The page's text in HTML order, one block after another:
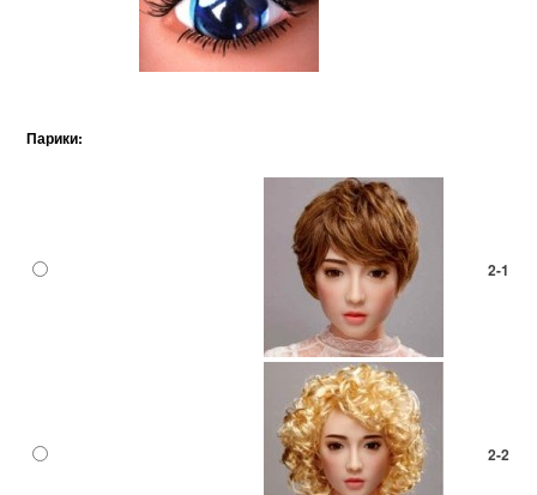
Парики:
2-1
2-2